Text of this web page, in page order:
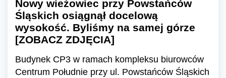
Nowy wieżowiec przy Powstańców
Śląskich osiągnął docelową
wysokość. Byliśmy na samej górze
[ZOBACZ ZDJĘCIA]
Budynek CP3 w ramach kompleksu biurowców
Centrum Południe przy ul. Powstańców Śląskich